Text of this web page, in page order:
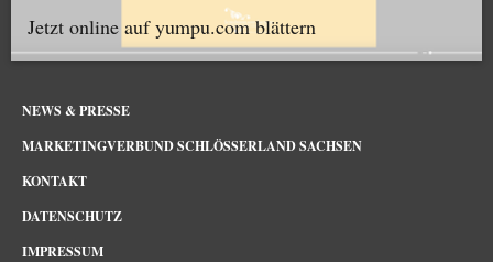
Jetzt online auf yumpu.com blättern
NEWS & PRESSE
MARKETINGVERBUND SCHLÖSSERLAND SACHSEN
KONTAKT
DATENSCHUTZ
IMPRESSUM